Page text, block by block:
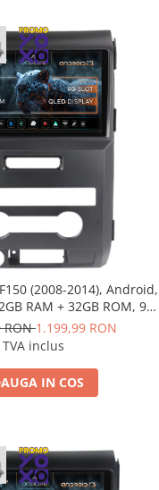
(2008-2014), Android,
RAM + 32GB ROM, 9
BGRKIT138
RON1.199,99 RON
TVA inclus
IN COS